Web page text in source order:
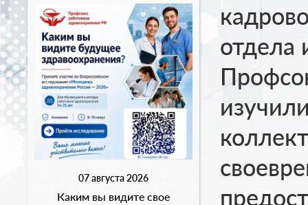
07 августа 2026
Каким вы видите свое
отдела